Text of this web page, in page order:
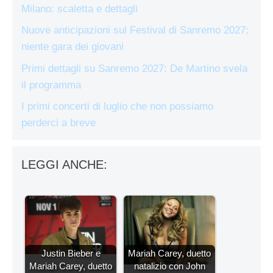
Milano: scaletta e dettagli
Nuove anticipazioni sul Festival di Sanremo 2027:
niente gara dei giovani
Primi dettagli su Sanremo 2027: De Martino svela
il programma
I primi concerti di luglio che non possiamo
perderci a breve
LEGGI ANCHE:
Justin Bieber e
Mariah Carey, duetto
Mariah Carey, duetto
natalizio con John